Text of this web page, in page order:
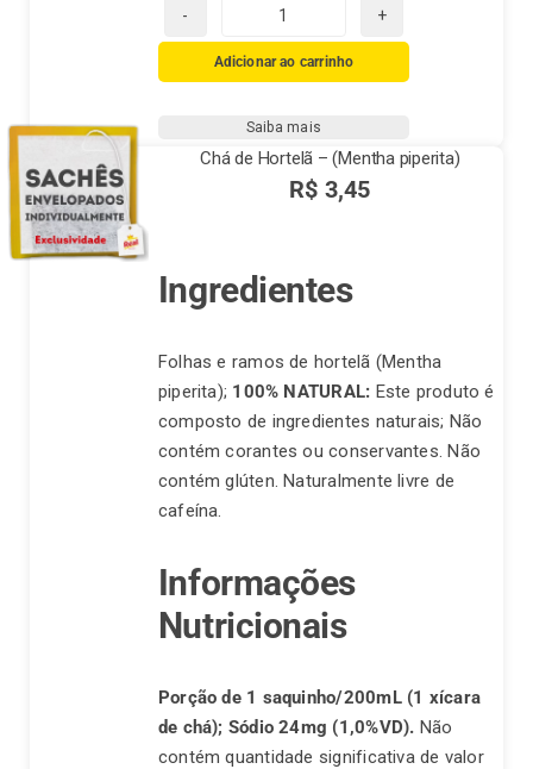
Chá
Real
Carqueja
quantidade
Adicionar ao carrinho
Saiba mais
Chá de Hortelã – (Mentha piperita)
R$ 3,45
Ingredientes
Folhas e ramos de hortelã (Mentha
piperita); 100% NATURAL: Este produto é
composto de ingredientes naturais; Não
contém corantes ou conservantes. Não
contém glúten. Naturalmente livre de
cafeína.
Informações
Nutricionais
Porção de 1 saquinho/200mL (1 xícara
de chá); Sódio 24mg (1,0%VD).
contém quantidade significativa de valor